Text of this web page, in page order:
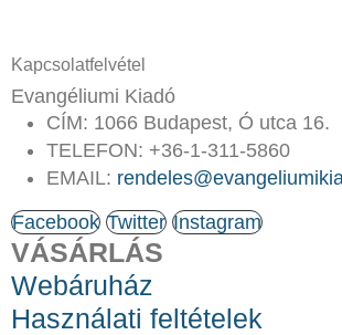
Kapcsolatfelvétel
Evangéliumi Kiadó
CÍM: 1066 Budapest, Ó utca 16.
TELEFON: +36-1-311-5860
EMAIL:
Facebook Twitter Instagram
VÁSÁRLÁS
Webáruház
Használati feltételek